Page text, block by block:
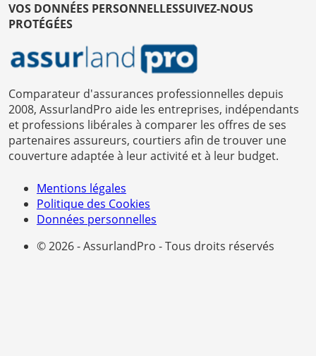
VOS DONNÉES PERSONNELLES
PROTÉGÉES
SUIVEZ-NOUS
Comparateur d'assurances professionnelles depuis
2008, AssurlandPro aide les entreprises, indépendants
et professions libérales à comparer les offres de ses
partenaires assureurs, courtiers afin de trouver une
couverture adaptée à leur activité et à leur budget.
Mentions légales
Politique des Cookies
Données personnelles
© 2026 - AssurlandPro - Tous droits réservés